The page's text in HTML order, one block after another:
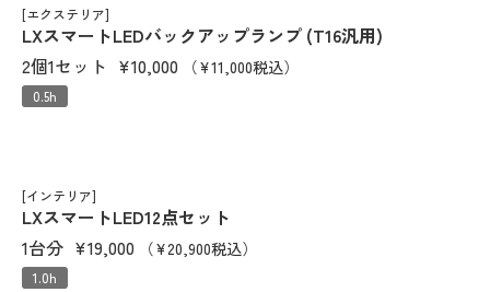
[エクステリア]
LXスマートLEDバックアップランプ (T16汎用)
2個1セット ¥10,000 （¥11,000税込）
0.5h
[インテリア]
LXスマートLED12点セット
1台分 ¥19,000 （¥20,900税込）
1.0h